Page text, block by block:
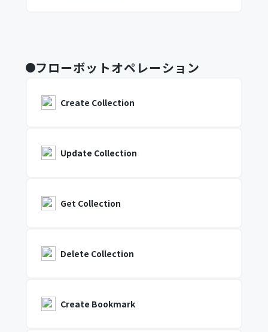
フローボットオペレーション
Create Collection
Update Collection
Get Collection
Delete Collection
Create Bookmark